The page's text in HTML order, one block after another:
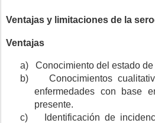
Ventajas y limitaciones de la
Ventajas
a)
Conocimiento del estado
b)
Conocimientos
enfermedades con base
presente.
c)
Identificación de